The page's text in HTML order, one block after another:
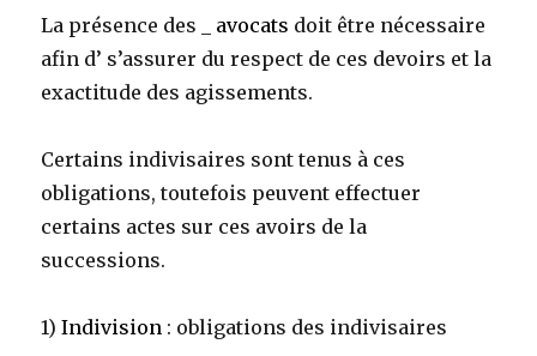
La présence des _ avocats doit être nécessaire
afin d’ s’assurer du respect de ces devoirs et la
exactitude des agissements.
Certains indivisaires sont tenus à ces
obligations, toutefois peuvent effectuer
certains actes sur ces avoirs de la
successions.
1)Indivision : obligations des indivisaires